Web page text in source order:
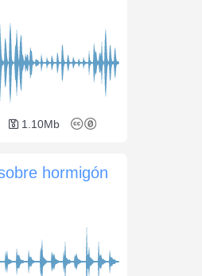
1.10Mb
hormigón